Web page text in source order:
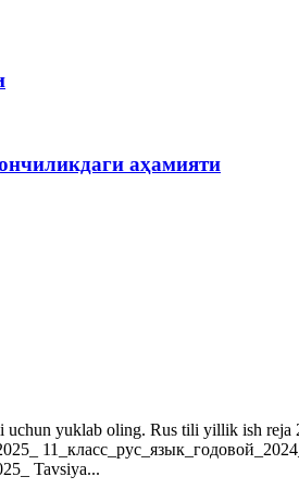
аҳамияти
yuklab oling. Rus tili yillik ish reja
Tavsiya...